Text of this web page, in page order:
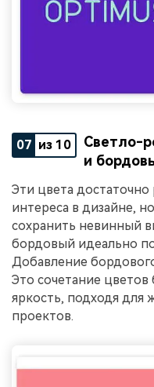
07 из 10
Светло-
и
Эти цвета достаточно
интереса в дизайне,
сохранить невинный
бордовый идеально
Добавление
Это сочетание
яркость, подходя для
проектов.